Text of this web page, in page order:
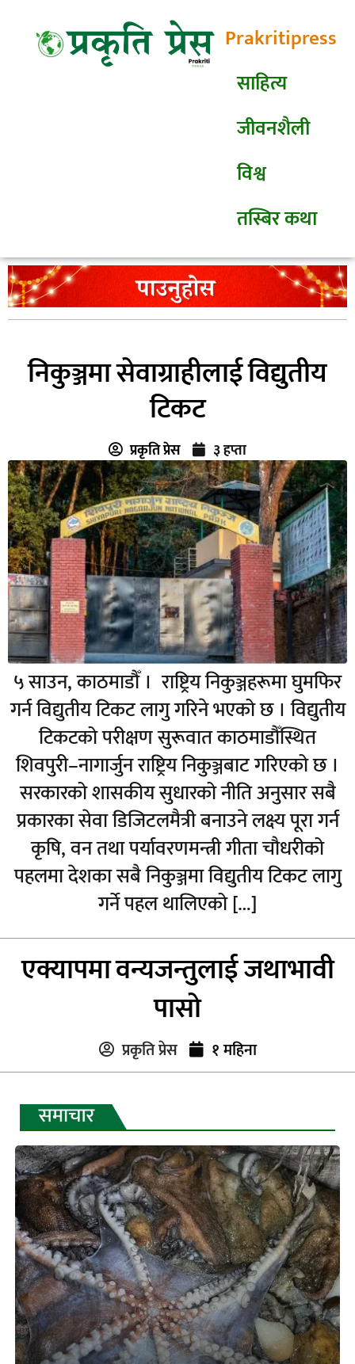
Prakritipress
साहित्य
जीवनशैली
विश्व
तस्बिर कथा
निकुञ्जमा सेवाग्राहीलाई विद्युतीय
टिकट
प्रकृति प्रेस ३ हप्ता
५ साउन, काठमाडौँ । राष्ट्रिय निकुञ्जहरूमा घुमफिर
गर्न विद्युतीय टिकट लागु गरिने भएको छ । विद्युतीय
टिकटको परीक्षण सुरूवात काठमाडौँस्थित
शिवपुरी–नागार्जुन राष्ट्रिय निकुञ्जबाट गरिएको छ ।
सरकारको शासकीय सुधारको नीति अनुसार सबै
प्रकारका सेवा डिजिटलमैत्री बनाउने लक्ष्य पूरा गर्न
कृषि, वन तथा पर्यावरणमन्त्री गीता चौधरीको
पहलमा देशका सबै निकुञ्जमा विद्युतीय टिकट लागु
गर्ने पहल थालिएको […]
एक्यापमा वन्यजन्तुलाई जथाभावी
पासो
प्रकृति प्रेस १ महिना